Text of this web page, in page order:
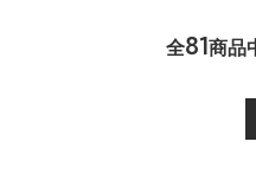
全81商品